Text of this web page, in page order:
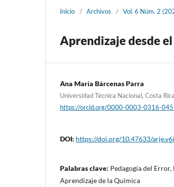
Inicio / Archivos / Vol. 6 Núm. 2
Aprendizaje desde
Ana María Bárcenas Parra
Universidad Técnica Nacional, Costa Rica
https://orcid.org/0000-0003-0316-
DOI: https://doi.org/10.47633/
Palabras clave: Pedagogía del
Aprendizaje de la Química